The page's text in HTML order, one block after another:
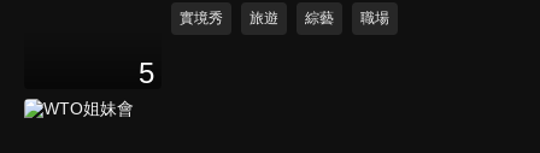
5
實境秀
旅遊 綜藝 職場